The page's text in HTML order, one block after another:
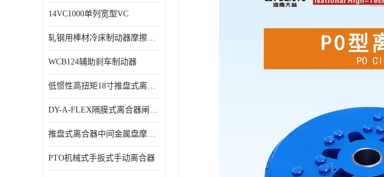
14VC1000单列宽型VC
轧钢用棒材冷床制动器摩擦片218
WCB124辅助刹车制动器
低惯性高扭矩18寸推盘式离合器中心盘齿盘W18-11-101
DY-A-FLEX隔膜式离合器闸瓦总成7015125A
推盘式离合器中间金属盘摩擦盘18寸
PTO机械式手扳式手动离合器